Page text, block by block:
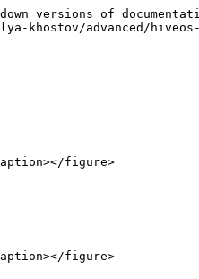
versions of
khostov/advanced/
figure>
figure>